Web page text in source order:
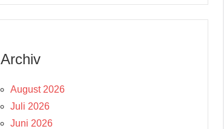
Archiv
August 2026
Juli 2026
Juni 2026